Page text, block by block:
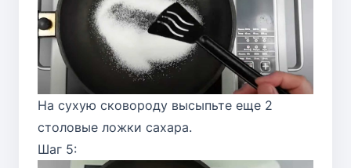
На сухую сковороду высыпьте еще 2
столовые ложки сахара.
Шаг 5: